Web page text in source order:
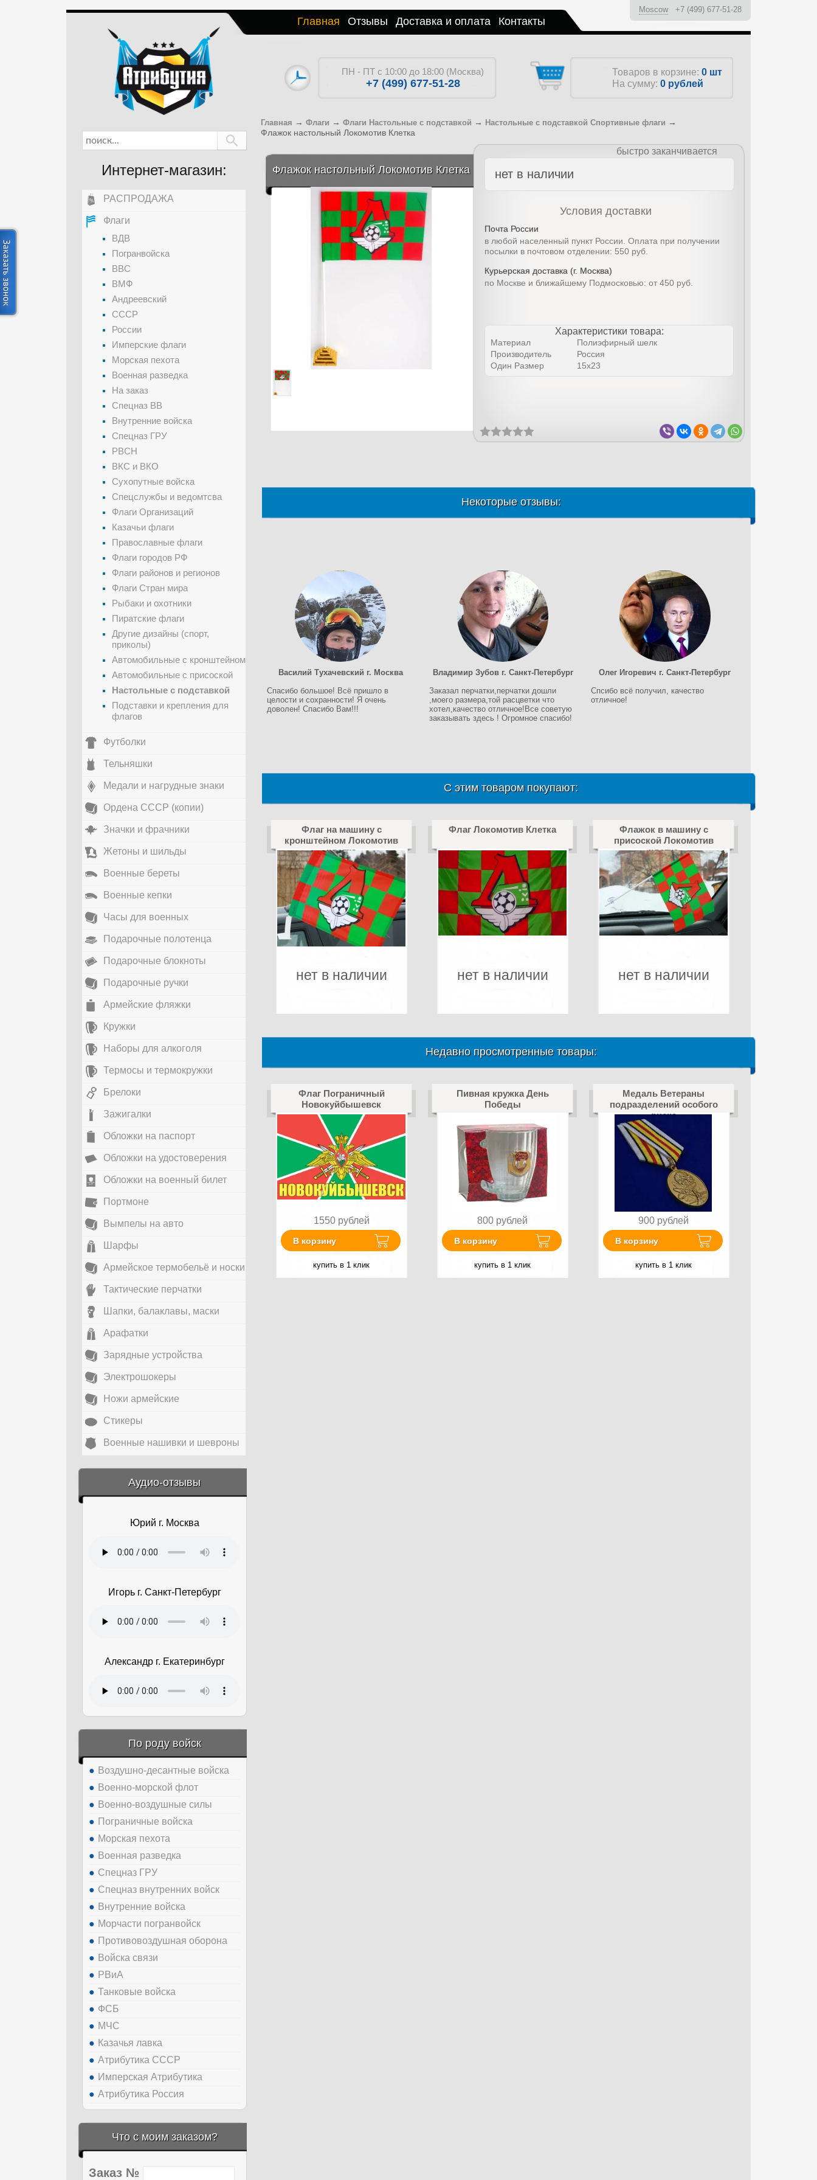
Главная Отзывы Доставка и оплата Контакты
Moscow +7 (499) 677-51-28
ПН - ПТ с 10:00 до 18:00 (Москва)
+7 (499) 677-51-28
Товаров в корзине: 0 шт
На сумму: 0 рублей
Главная → Флаги → Флаги Настольные с подставкой → Настольные с подставкой Спортивные флаги →
Флажок настольный Локомотив Клетка
Флажок настольный Локомотив Клетка
быстро заканчивается
нет в наличии
Условия доставки
Почта России
в любой населенный пункт России. Оплата при получении
посылки в почтовом отделении: 550 руб.
Курьерская доставка (г. Москва)
по Москве и ближайшему Подмосковью: от 450 руб.
Характеристики товара:
Материал
Полиэфирный шелк
Производитель
Россия
Один Размер
15х23
Некоторые отзывы:
Василий Тухачевский г. Москва
Спасибо большое! Всё пришло в
целости и сохранности! Я очень
доволен! Спасибо Вам!!!
Владимир Зубов г. Санкт-Петербург
Заказал перчатки,перчатки дошли
,моего размера,той расцветки что
хотел,качество отличное!Все советую
заказывать здесь ! Огромное спасибо!
Олег Игоревич г. Санкт-Петербург
Спсибо всё получил, качество
отличное!
С этим товаром покупают:
Флаг на машину с
кронштейном Локомотив
клетка
нет в наличии
Флаг Локомотив Клетка
нет в наличии
Флажок в машину с
присоской Локомотив
клетка
нет в наличии
Недавно просмотренные товары:
Флаг Пограничный
Новокуйбышевск
1550 рублей
В корзину
купить в 1 клик
Пивная кружка День
Победы
800 рублей
В корзину
купить в 1 клик
Медаль Ветераны
подразделений особого
риска
900 рублей
В корзину
купить в 1 клик
Интернет-магазин:
РАСПРОДАЖА
Флаги
ВДВ
Погранвойска
ВВС
ВМФ
Андреевский
СССР
России
Имперские флаги
Морская пехота
Военная разведка
На заказ
Спецназ ВВ
Внутренние войска
Спецназ ГРУ
РВСН
ВКС и ВКО
Сухопутные войска
Спецслужбы и ведомтсва
Флаги Организаций
Казачьи флаги
Православные флаги
Флаги городов РФ
Флаги районов и регионов
Флаги Стран мира
Рыбаки и охотники
Пиратские флаги
Другие дизайны (спорт,
приколы)
Автомобильные с кронштейном
Автомобильные с присоской
Настольные с подставкой
Подставки и крепления для
флагов
Футболки
Тельняшки
Медали и нагрудные знаки
Ордена СССР (копии)
Значки и фрачники
Жетоны и шильды
Военные береты
Военные кепки
Часы для военных
Подарочные полотенца
Подарочные блокноты
Подарочные ручки
Армейские фляжки
Кружки
Наборы для алкоголя
Термосы и термокружки
Брелоки
Зажигалки
Обложки на паспорт
Обложки на удостоверения
Обложки на военный билет
Портмоне
Вымпелы на авто
Шарфы
Армейское термобельё и носки
Тактические перчатки
Шапки, балаклавы, маски
Арафатки
Зарядные устройства
Электрошокеры
Ножи армейские
Стикеры
Военные нашивки и шевроны
Аудио-отзывы
&amp;nbsp;
Юрий г. Москва
Игорь г. Санкт-Петербург
Александр г. Екатеринбург
По роду войск
Воздушно-десантные войска
Военно-морской флот
Военно-воздушные силы
Пограничные войска
Морская пехота
Военная разведка
Спецназ ГРУ
Спецназ внутренних войск
Внутренние войска
Морчасти погранвойск
Противовоздушная оборона
Войска связи
РВиА
Танковые войска
ФСБ
МЧС
Казачья лавка
Атрибутика СССР
Имперская Атрибутика
Атрибутика Россия
Что с моим заказом?
Заказ №